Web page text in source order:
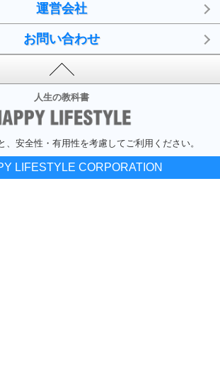
運営会社
お問い合わせ
人生の教科書
、安全性・有用性を考慮してご利用ください。
LIFESTYLE CORPORATION